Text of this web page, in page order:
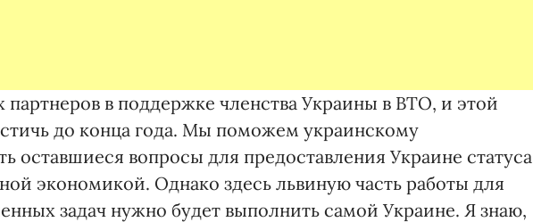
в поддержке членства Украины в ВТО, и этой
до конца года. Мы поможем украинскому
оставшиеся вопросы для предоставления Украине статуса
экономикой. Однако здесь львиную часть работы для
задач нужно будет выполнить самой Украине. Я знаю,